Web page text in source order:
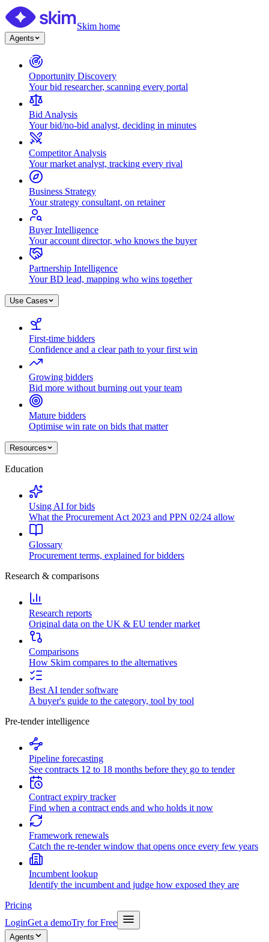
Skim home
Agents
Opportunity Discovery
Your bid researcher, scanning every portal
Bid Analysis
Your bid/no-bid analyst, deciding in minutes
Competitor Analysis
Your market analyst, tracking every rival
Business Strategy
Your strategy consultant, on retainer
Buyer Intelligence
Your account director, who knows the buyer
Partnership Intelligence
Your BD lead, mapping who wins together
Use Cases
First-time bidders
Confidence and a clear path to your first win
Growing bidders
Bid more without burning out your team
Mature bidders
Optimise win rate on bids that matter
Resources
Education
Using AI for bids
What the Procurement Act 2023 and PPN 02/24 allow
Glossary
Procurement terms, explained for bidders
Research & comparisons
Research reports
Original data on the UK & EU tender market
Comparisons
How Skim compares to the alternatives
Best AI tender software
A buyer's guide to the category, tool by tool
Pre-tender intelligence
Pipeline forecasting
See contracts 12 to 18 months before they go to tender
Contract expiry tracker
Find when a contract ends and who holds it now
Framework renewals
Catch the re-tender window that opens once every few years
Incumbent lookup
Identify the incumbent and judge how exposed they are
Pricing
LoginGet a demoTry for Free
Agents